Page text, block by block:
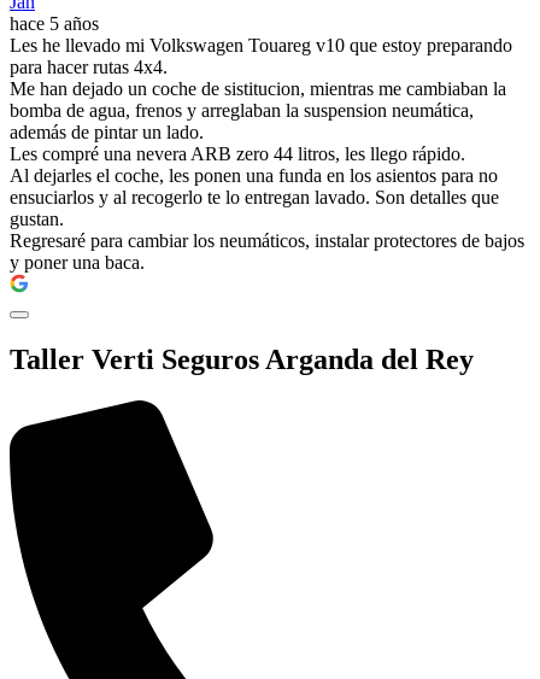
hace 5 años
Les he llevado mi Volkswagen Touareg v10 que estoy preparando
para hacer rutas 4x4.
Me han dejado un coche de sistitucion, mientras me cambiaban la
bomba de agua, frenos y arreglaban la suspension neumática,
además de pintar un lado.
Les compré una nevera ARB zero 44 litros, les llego rápido.
Al dejarles el coche, les ponen una funda en los asientos para no
ensuciarlos y al recogerlo te lo entregan lavado. Son detalles que
gustan.
Regresaré para cambiar los neumáticos, instalar protectores de bajos
y poner una baca.
Taller Verti Seguros Arganda del Rey